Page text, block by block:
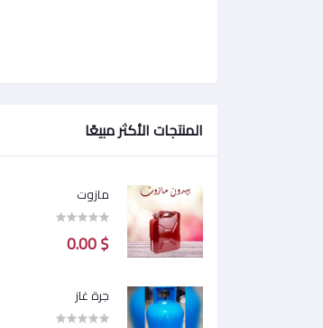
المنتجات الأكثر مبيعًا
مازوت
$ 0.00
جرة غاز